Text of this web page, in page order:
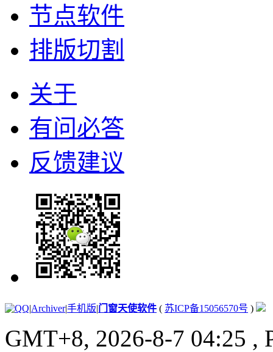
节点软件
排版切割
关于
有问必答
反馈建议
|Archiver|手机版|门窗天使软件 ( 苏ICP备15056570号 )
GMT+8, 2026-8-7 04:25 ,